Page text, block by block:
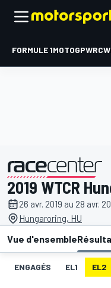
FORMULE 1MOTOGPWRC
présenté par
2019 WTCR
26 avr. 2019 au 28 avr.
Hungaroring, HU
Vue d'ensemble
ENGAGÉS EL1 EL2